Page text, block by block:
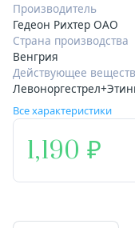
Производитель
Гедеон Рихтер ОАО
Страна производства
Венгрия
Действующее
Все характеристики
1,190